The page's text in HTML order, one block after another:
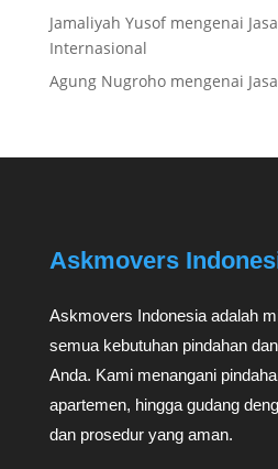
Jamaliyah Yusofmengenai
Internasional
Agung Nugrohomengenai
Askmovers
Askmovers Indonesia adalah
semua kebutuhan pindahan
Anda. Kami menangani
apartemen, hingga gudang
dan prosedur yang aman.